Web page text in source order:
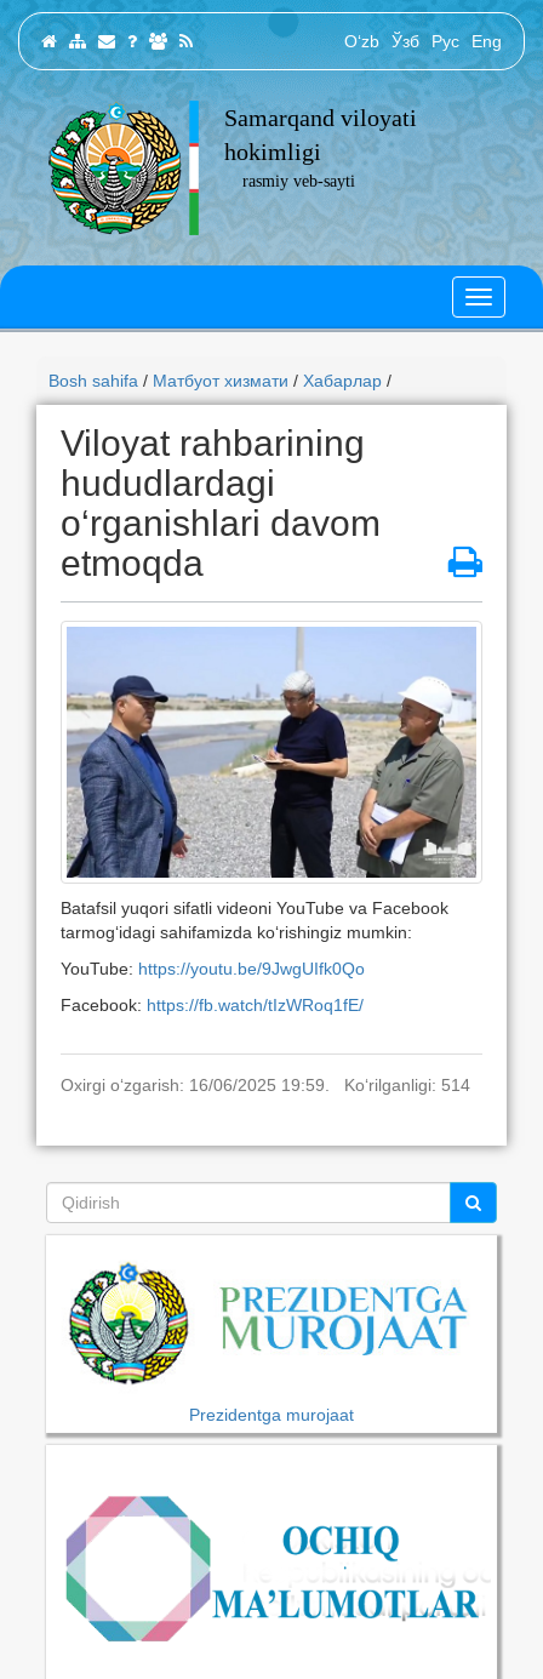
O‘zb Ўзб Рус Eng
Samarqand viloyati
hokimligi
rasmiy veb-sayti
Bosh sahifa / Матбуот хизмати / Хабарлар /
Viloyat rahbarining
hududlardagi
o‘rganishlari davom
etmoqda
Batafsil yuqori sifatli videoni YouTube va Facebook
tarmog‘idagi sahifamizda ko‘rishingiz mumkin:
YouTube: https://youtu.be/9JwgUIfk0Qo
Facebook: https://fb.watch/tIzWRoq1fE/
Oxirgi o‘zgarish: 16/06/2025 19:59. Ko‘rilganligi: 514
Prezidentga murojaat